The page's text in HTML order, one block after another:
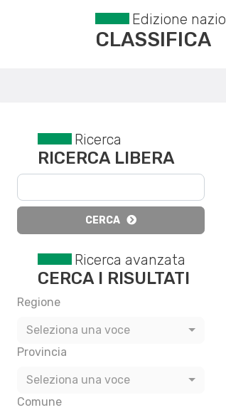
Edizione
CLASSIFICA
Ricerca
RICERCA LIBERA
CERCA
Ricerca avanzata
CERCA I RISULTATI
Regione
Seleziona una voce
Provincia
Seleziona una voce
Comune